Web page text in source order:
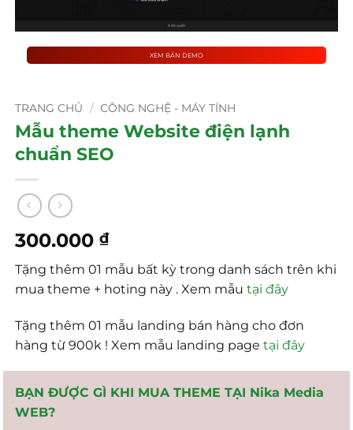
XEM BẢN DEMO
TRANG CHỦ / CÔNG NGHỆ - MÁY TÍNH
Mẫu theme Website điện lạnh
chuẩn SEO
300.000₫
Tặng thêm 01 mẫu bất kỳ trong danh sách trên khi
mua theme + hoting này . Xem mẫutại đây
Tặng thêm 01 mẫu landing bán hàng cho đơn
hàng từ 900k ! Xem mẫu landing pagetại đây
BẠN ĐƯỢC GÌ KHI MUA THEME TẠI Nika Media
WEB?